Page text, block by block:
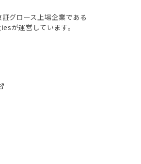
証グロース上場企業である
が運営しています。